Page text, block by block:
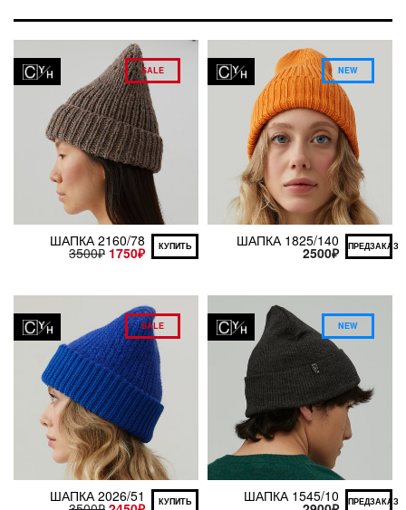
SALE
ШАПКА 2160/78
3500₽ 1750₽ КУПИТЬ
NEW
ШАПКА 1825/140
2500₽ ПРЕДЗАКАЗ
SALE
ШАПКА 2026/51 КУПИТЬ
NEW
ШАПКА 1545/10 ПРЕДЗАКАЗ